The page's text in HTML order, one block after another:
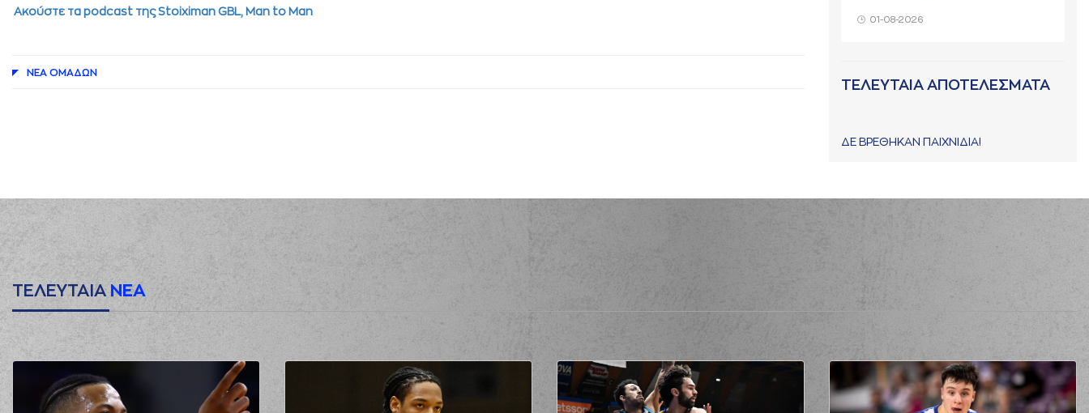
Aκούστε τα podcast της Stoiximan GBL, Μan to Man
ΝΕA ΟΜAΔΩΝ
01-08-2026
ΤΕΛΕΥΤΑΙΑ ΑΠΟΤΕΛΕΣΜΑΤΑ
ΔΕ ΒΡΕΘΗΚΑΝ ΠΑΙΧΝΙΔΙΑ!
ΤΕΛΕΥΤΑΙΑ ΝΕΑ